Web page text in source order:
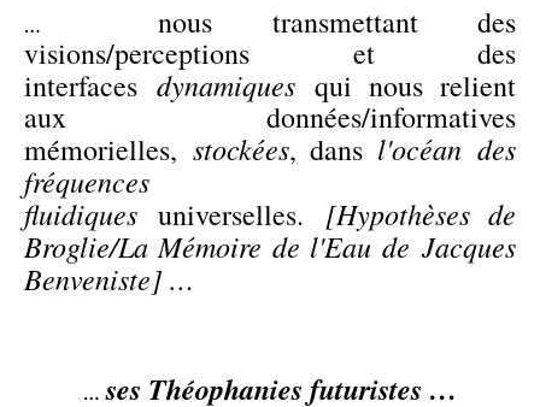
… nous transmettant des
visions/perceptions et des
interfaces dynamiques qui nous relient
aux données/informatives
mémorielles, stockées, dans l'océan des
fréquences
fluidiques universelles. [Hypothèses de
Broglie/La Mémoire de l'Eau de Jacques
Benveniste] …
…ses Théophanies futuristes …